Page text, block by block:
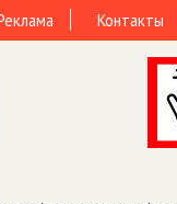
Контакты